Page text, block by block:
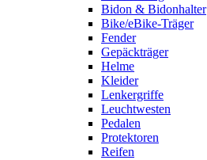
Bidon & Bidonhalter
Bike/eBike-Träger
Fender
Gepäckträger
Helme
Kleider
Lenkergriffe
Leuchtwesten
Pedalen
Protektoren
Reifen